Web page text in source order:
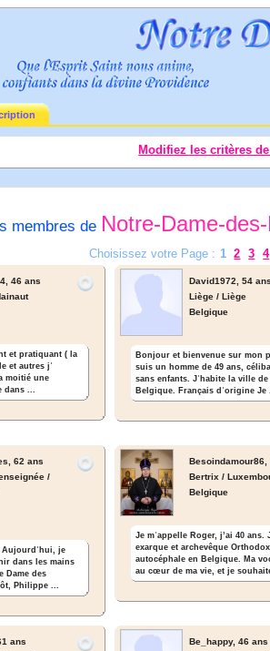
Modifiez les critères
membres de Notre-Dame-
Choisissez votre Page : 1 2 3 4
46 ans
et pratiquant ( la
et autres jʾ
moitié une
dans ...
David1972,
54
Liège / Liège
Belgique
Bonjour et bienvenue sur mon
suis un homme de 49 ans,
sans enfants. Jʾhabite la ville
Belgique. Français dʾorigine Je
62 ans
/
Aujourdʾhui, je
dans les mains
Dame des
Philippe ...
Besoindamour86,
Bertrix /
Belgique
Je mʾappelle Roger, j’ai 40 ans.
exarque et archevêque
autocéphale en Belgique. Ma
au cœur de ma vie, et je
ans
Be_happy, 46 ans